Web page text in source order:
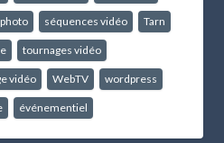
séquences vidéo Tarn
tournages vidéo
vidéo WebTV wordpress
événementiel